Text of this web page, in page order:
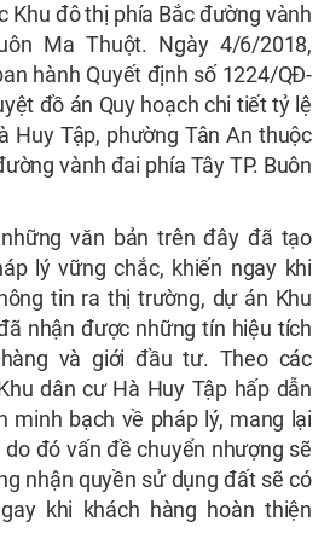
Khu đô thị phía Bắc đường vành
Ma Thuột. Ngày 4/6/2018,
hành Quyết định số 1224/QĐ-
đồ án Quy hoạch chi tiết tỷ lệ
Huy Tập, phường Tân An thuộc
vành đai phía Tây TP. Buôn
văn bản trên đây đã tạo
lý vững chắc, khiến ngay khi
tin ra thị trường, dự án Khu
nhận được những tín hiệu tích
và giới đầu tư. Theo các
dân cư Hà Huy Tập hấp dẫn
minh bạch về pháp lý, mang lại
đó vấn đề chuyển nhượng sẽ
nhận quyền sử dụng đất sẽ có
khi khách hàng hoàn thiện